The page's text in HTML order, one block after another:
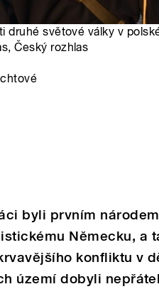
druhé světové války v
Český rozhlas
byli prvním
Německu, a
konfliktu v
území dobyli